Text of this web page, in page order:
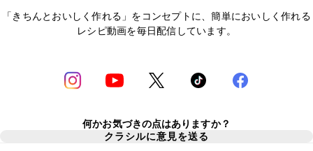
「きちんとおいしく作れる」をコンセプトに、簡単においしく作れる
レシピ動画を毎日配信しています。
何かお気づきの点はありますか？
クラシルに意見を送る